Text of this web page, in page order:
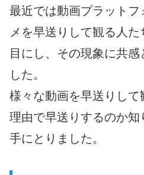
最近では動画プラットフ
メを早送りして観る人
目にし、その現象に共感
した。
様々な動画を早送りし
理由で早送りするのか知
手にとりました。